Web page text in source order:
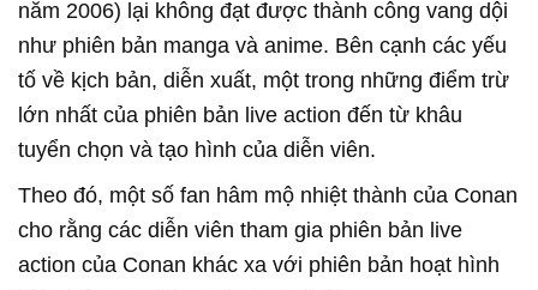
năm 2006) lại không đạt được thành công vang dội
như phiên bản manga và anime. Bên cạnh các yếu
tố về kịch bản, diễn xuất, một trong những điểm trừ
lớn nhất của phiên bản live action đến từ khâu
tuyển chọn và tạo hình của diễn viên.
Theo đó, một số fan hâm mộ nhiệt thành của Conan
cho rằng các diễn viên tham gia phiên bản live
action của Conan khác xa với phiên bản hoạt hình